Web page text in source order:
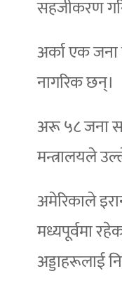
सहजीकरण
अर्का एक जना
नागरिक छन्।
अरू ५८ जना
मन्त्रालयले
अमेरिकाले
मध्यपूर्वमा
अड्डाहरूलाई